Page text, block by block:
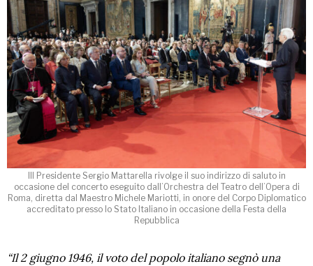
IIl Presidente Sergio Mattarella rivolge il suo indirizzo di saluto in
occasione del concerto eseguito dall’Orchestra del Teatro dell’Opera di
Roma, diretta dal Maestro Michele Mariotti, in onore del Corpo Diplomatico
accreditato presso lo Stato Italiano in occasione della Festa della
Repubblica
“Il 2 giugno 1946, il voto del popolo italiano segnò una